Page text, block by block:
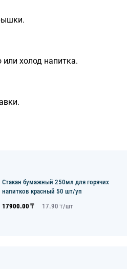
холод напитка.
Стакан бумажный 250мл для горячих
напитков красный 50 шт/уп
17900.00 ₸ 17.90 ₸/шт